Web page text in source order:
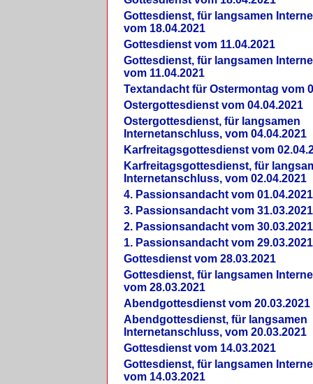
Gottesdienst, für langsamen
vom 18.04.2021
Gottesdienst vom 11.04.2021
Gottesdienst, für langsamen
vom 11.04.2021
Textandacht für Ostermontag vom
Ostergottesdienst vom 04.04.2021
Ostergottesdienst, für langsamen
Internetanschluss, vom 04.04.2021
Karfreitagsgottesdienst vom
Karfreitagsgottesdienst, für
Internetanschluss, vom 02.04.2021
4. Passionsandacht vom 01.04.2021
3. Passionsandacht vom 31.03.2021
2. Passionsandacht vom 30.03.2021
1. Passionsandacht vom 29.03.2021
Gottesdienst vom 28.03.2021
Gottesdienst, für langsamen
vom 28.03.2021
Abendgottesdienst vom 20.03.2021
Abendgottesdienst, für langsamen
Internetanschluss, vom 20.03.2021
Gottesdienst vom 14.03.2021
Gottesdienst, für langsamen
vom 14.03.2021